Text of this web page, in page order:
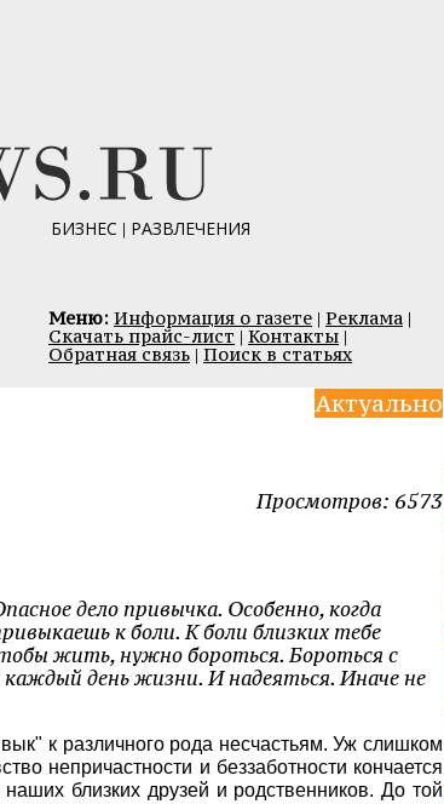
БИЗНЕС | РАЗВЛЕЧЕНИЯ
Меню: Информация о газете | Реклама |
Скачать прайс-лист | Контакты |
Обратная связь | Поиск в статьях
Актуально
Просмотров: 6573
дело привычка. Особенно, когда
к боли. К боли близких тебе
жить, нужно бороться. Бороться с
каждый день жизни. И надеяться. Иначе не
к различного рода несчастьям. Уж слишком
непричастности и беззаботности кончается
близких друзей и родственников. До той